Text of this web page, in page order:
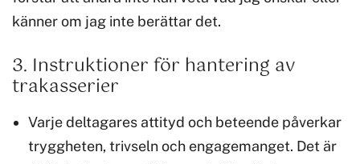
känner om jag inte berättar det.
3. Instruktioner för hantering av
trakasserier
Varje deltagares attityd och beteende påverkar
tryggheten, trivseln och engagemanget. Det är